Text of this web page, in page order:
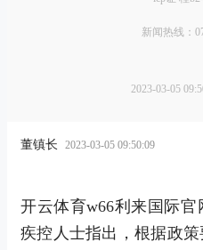
新闻热线：
2023-03-05
董镇长 2023-03-05 09:50:09
开云体育w66利来国际
疾控人士指出，根据政